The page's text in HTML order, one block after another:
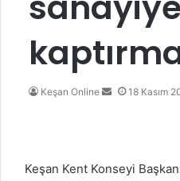
Keşan Online
Bir 18 Kasım
Keşan Kent Konseyi